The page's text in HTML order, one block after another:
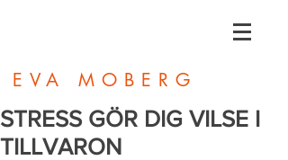
EVA MOBERG
STRESS GÖR DIG VILSE I
TILLVARON